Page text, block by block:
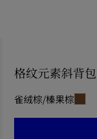
格纹元素斜背包
雀绒棕/榛果棕